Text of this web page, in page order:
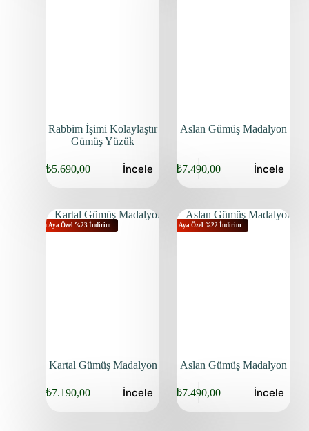
Rabbim İşimi Kolaylaştır
Gümüş Yüzük
₺5.690,00 İncele
Aslan Gümüş Madalyon
₺7.490,00 İncele
Bu Aya Özel %23 İndirim
Kartal Gümüş Madalyon
₺7.190,00 İncele
Bu Aya Özel %22 İndirim
Aslan Gümüş Madalyon
₺7.490,00 İncele